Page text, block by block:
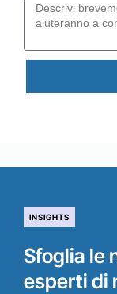
INSIGHTS
Sfoglia le
esperti di